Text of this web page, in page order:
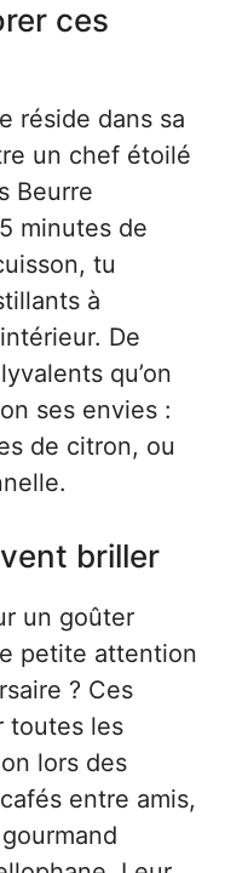
ces
réside dans sa
un chef étoilé
Beurre
minutes de
tu
à
De
qu’on
ses envies :
de citron, ou
briller
un goûter
petite attention
? Ces
toutes les
lors des
entre amis,